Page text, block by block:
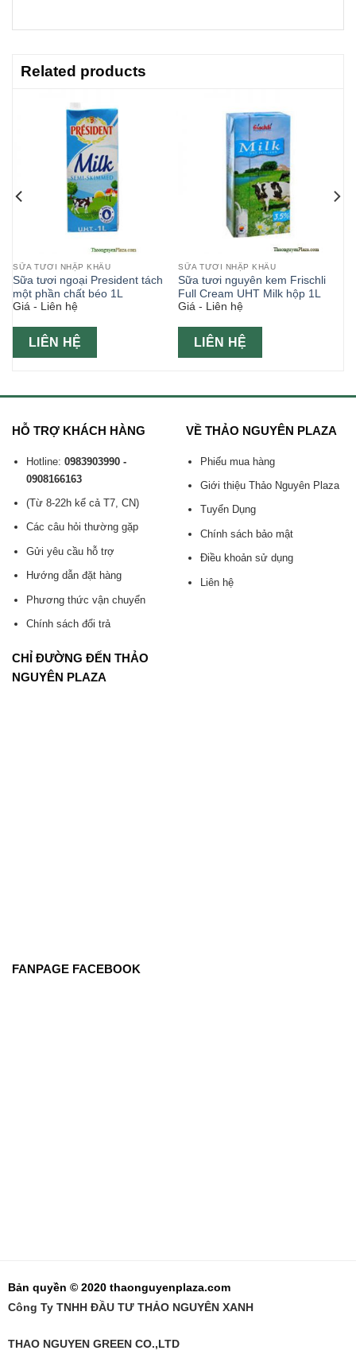
Related products
SỮA TƯƠI NHẬP KHẨU
Sữa tươi ngoại President tách
một phần chất béo 1L
Giá - Liên hệ
LIÊN HỆ
SỮA TƯƠI NHẬP KHẨU
Sữa tươi nguyên kem Frischli
Full Cream UHT Milk hộp 1L
Giá - Liên hệ
LIÊN HỆ
HỖ TRỢ KHÁCH HÀNG
Hotline: 0983903990 -
0908166163
(Từ 8-22h kể cả T7, CN)
Các câu hỏi thường gặp
Gửi yêu cầu hỗ trợ
Hướng dẫn đặt hàng
Phương thức vận chuyển
Chính sách đổi trả
VỀ THẢO NGUYÊN PLAZA
Phiếu mua hàng
Giới thiệu Thảo Nguyên Plaza
Tuyển Dụng
Chính sách bảo mật
Điều khoản sử dụng
Liên hệ
CHỈ ĐƯỜNG ĐẾN THẢO
NGUYÊN PLAZA
FANPAGE FACEBOOK
Bản quyền © 2020 thaonguyenplaza.com
Công Ty TNHH ĐẦU TƯ THẢO NGUYÊN XANH
THAO NGUYEN GREEN CO.,LTD